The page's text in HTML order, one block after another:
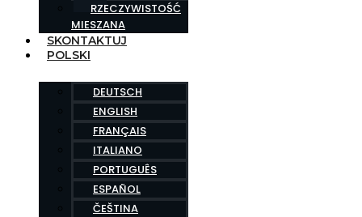
RZECZYWISTOŚĆ
MIESZANA
SKONTAKTUJ
POLSKI
DEUTSCH
ENGLISH
FRANÇAIS
ITALIANO
PORTUGUÊS
ESPAÑOL
ČEŠTINA